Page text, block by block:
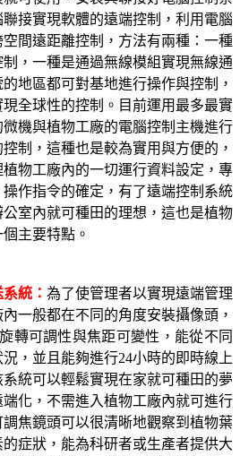
接實現軟體的遠端控制，利用電腦
間遠距離控制，方法有兩種：一種
，一種是通過無線模組實現無線通
地區都可對基地進行操作與控制，
全球性的控制。目前運用最多最實
機與植物工廠的電腦控制主機進行
制，這種也是較為實用與方便的，
物工廠內的一切運行資料設定，專
作指令的確定，有了遠端控制系統
室內就可種田的理想，這也是植物
主要特點。
統： 為了使管理者以實現遠端管理
一般都在不同的角度安裝攝像頭，
轉可調性與焦距可變性，能從不同
，並且能夠進行24小時的即時線上
統可以輕鬆實現在家就可種田的夢
化，不需進入植物工廠內就可進行
焦鏡頭可以很清晰地觀察到植物葉
症狀，能為科研者或生產者提供大